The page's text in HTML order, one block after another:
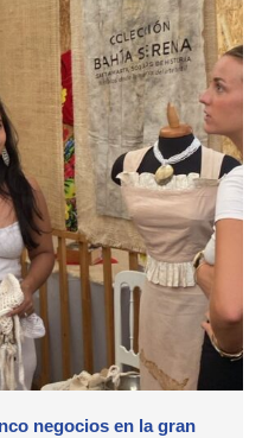
negocios en la gran